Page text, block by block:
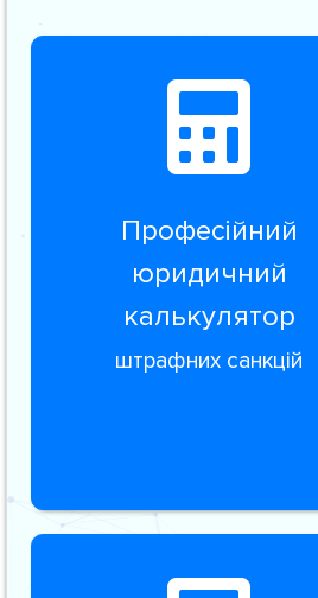
Професійний
юридичний
калькулятор
штрафних санкцій